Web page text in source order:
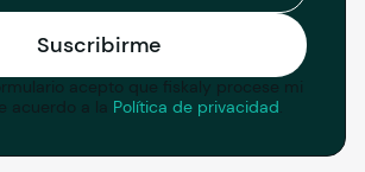
Suscribirme
acepto que fiskaly procese mi
acuerdo a la Política de privacidad